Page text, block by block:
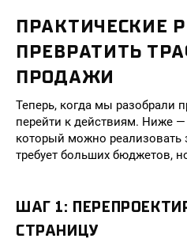
ПРАКТИЧЕСКИЕ
ПРЕВРАТИТЬ
ПРОДАЖИ
Теперь, когда мы разобрали
перейти к действиям. Ниже
который можно реализовать
требует больших бюджетов,
ШАГ 1:
СТРАНИЦУ